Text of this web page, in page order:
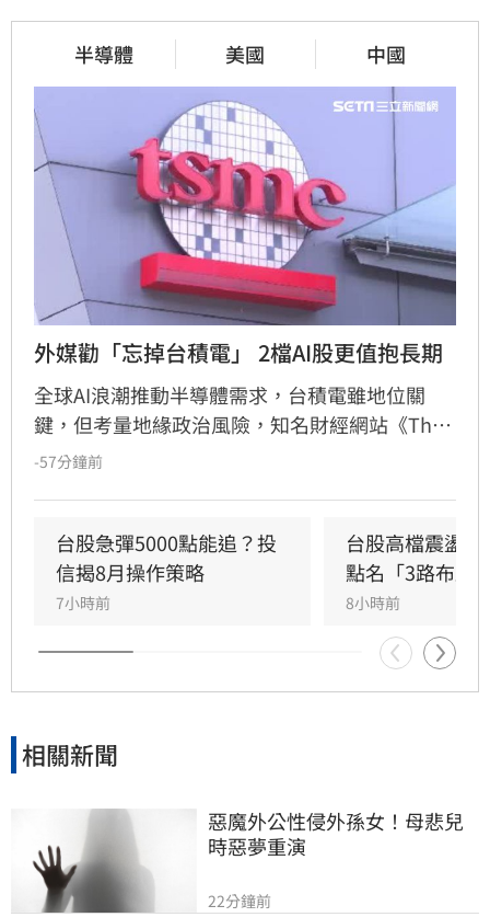
半導體 美國 中國
外媒勸「忘掉台積電」 2檔AI股更值抱長期
全球AI浪潮推動半導體需求，台積電雖地位關
鍵，但考量地緣政治風險，知名財經網站《The
Motley Fool》建議投資人可轉向關注具支撐力的
應用材料（Applied Materials）被列為值得長期
持有的潛力標的。隨著AI產業預計在2030年前保
持強勁成長，這些設備供應商的營收與市場價值
有望持續攀升。專家提醒，投資市場瞬息萬變，
相關建議僅供參考，投資人應審慎評估潛在風險
並自行承擔決策結果。
-57分鐘前
台股急彈5000點能追？投
信揭8月操作策略
7小時前
台股高檔震盪
點名「3路布局
8小時前
相關新聞
惡魔外公性侵外孫女！母悲兒
時惡夢重演
22分鐘前